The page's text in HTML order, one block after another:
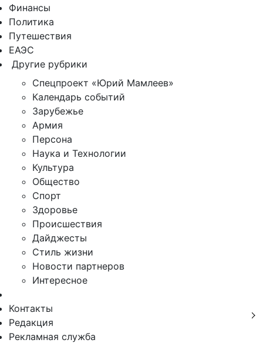
Финансы
Политика
Путешествия
ЕАЭС
Другие рубрики
Спецпроект «Юрий Мамлеев»
Календарь событий
Зарубежье
Армия
Персона
Наука и Технологии
Культура
Общество
Спорт
Здоровье
Происшествия
Дайджесты
Стиль жизни
Новости партнеров
Интересное
Контакты
Редакция
Рекламная служба